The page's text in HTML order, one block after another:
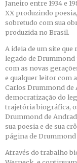
Janeiro entre 1934 e
XX produzindo
sobretudo com sua
produzida no Brasil.
A ideia de um site
legado de
com as novas
e qualquer leitor com
Carlos Drummond de
democratização do
trajetória biográfica,
Drummond de
sua poesia e de sua
página de
Através do trabalho